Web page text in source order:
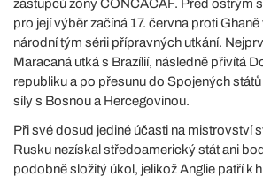
zástupců zóny CONCACAF. Před ostrým
pro její výběr začíná 17. června proti
národní tým sérii přípravných utkání.
Maracaná utká s Brazílií, následně přivítá
republiku a po přesunu do Spojených
síly s Bosnou a Hercegovinou.
Při své dosud jediné účasti na mistrovství
Rusku nezískal středoamerický stát ani
podobně složitý úkol, jelikož Anglie patří k